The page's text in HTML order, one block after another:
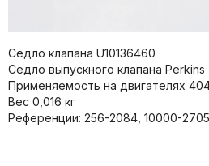
Седло клапана U10136460
Седло выпускного клапана Perkins
Применяемость на двигателях
Вес 0,016 кг
Референции: 256-2084, 10000-